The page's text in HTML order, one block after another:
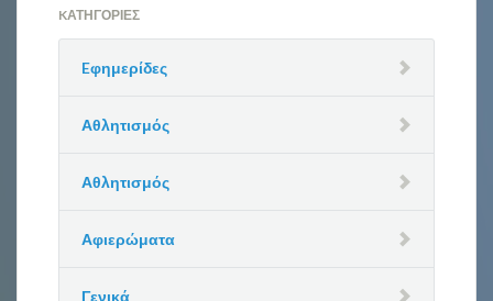
KΑΤΗΓΟΡΊΕΣ
Eφημερίδες
Αθλητισμός
Αθλητισμός
Αφιερώματα
Γενικά